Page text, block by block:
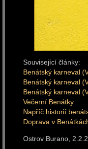
Související články:
Benátský karneval
Benátský karneval
Benátský karneval
Večerní Benátky
Napříč historií
Doprava v
Ostrov Burano,